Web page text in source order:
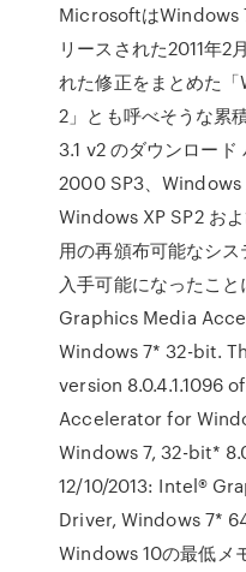
MicrosoftはWindows
リースされた2011年2
れた修正をまとめた
2」とも呼べそうな累
3.1 v2 のダウンロー
2000 SP3、Windows
Windows XP SP2 お
用の再頒布可能なシ
入手可能になったこ
Graphics Media
Windows 7* 32-bit.
version 8.0.4.1.1096
Accelerator for
Windows 7, 32-bit*
12/10/2013: Intel®
Driver, Windows 7*
Windows 10の最低メ